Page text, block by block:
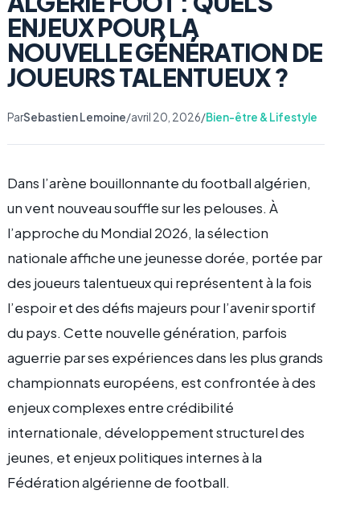
ENJEUX POUR LA
NOUVELLE GÉNÉRATION DE
JOUEURS TALENTUEUX ?
ParSebastien Lemoine/avril 20, 2026/Bien-être & Lifestyle
Dans l’arène bouillonnante du football algérien,
un vent nouveau souffle sur les pelouses. À
l’approche du Mondial 2026, la sélection
nationale affiche une jeunesse dorée, portée par
des joueurs talentueux qui représentent à la fois
l’espoir et des défis majeurs pour l’avenir sportif
du pays. Cette nouvelle génération, parfois
aguerrie par ses expériences dans les plus grands
championnats européens, est confrontée à des
enjeux complexes entre crédibilité
internationale, développement structurel des
jeunes, et enjeux politiques internes à la
Fédération algérienne de football.